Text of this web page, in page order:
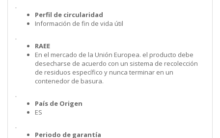
.
Perfil de circularidad
Información de fin de vida útil
.
RAEE
En el mercado de la Unión Europea. el producto debe
desecharse de acuerdo con un sistema de recolección
de residuos específico y nunca terminar en un
contenedor de basura.
.
País de Origen
ES
.
Periodo de garantía